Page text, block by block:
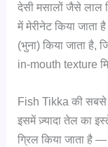
देसी मसालों जैसे लाल
में मेरीनेट किया जाता
(भुना) किया जाता
in-mouth texture
Fish Tikka की
इसमें ज़्यादा तेल का
ग्रिल किया जाता है